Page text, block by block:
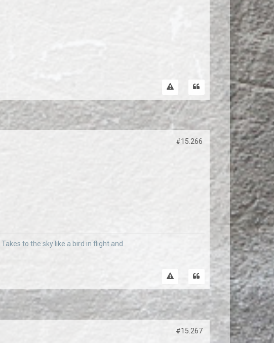
#15.266
to the sky like a bird in flight and
#15.267